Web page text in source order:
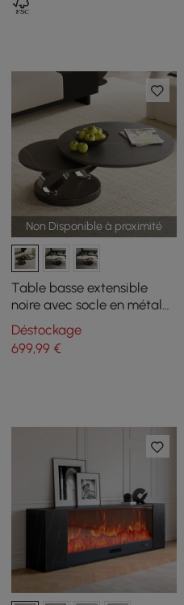
Non Disponible à proximité
Table basse extensible
noire avec socle en métal
en forme d'anneau
Déstockage
699,99 €